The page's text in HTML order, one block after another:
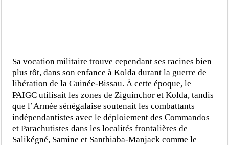
Sa vocation militaire trouve cependant ses racines bien
plus tôt, dans son enfance à Kolda durant la guerre de
libération de la Guinée-Bissau. À cette époque, le
PAIGC utilisait les zones de Ziguinchor et Kolda, tandis
que l’Armée sénégalaise soutenait les combattants
indépendantistes avec le déploiement des Commandos
et Parachutistes dans les localités frontalières de
Salikégné, Samine et Santhiaba-Manjack comme le